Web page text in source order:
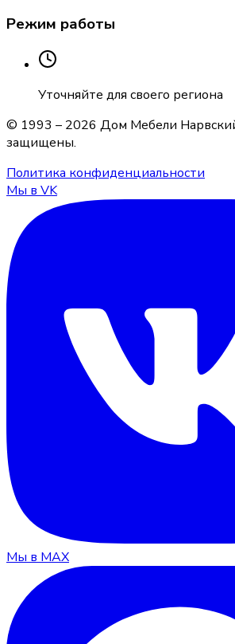
Режим работы
Уточняйте для своего региона
© 1993 – 2026 Дом Мебели
защищены.
Политика конфиденциальности
Мы в VK
Мы в MAX